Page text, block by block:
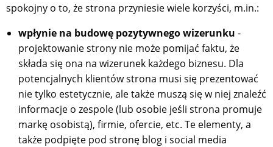
spokojny o to, że strona przyniesie wiele korzyści, m.in.:
wpłynie na budowę pozytywnego wizerunku -
projektowanie strony nie może pomijać faktu, że
składa się ona na wizerunek każdego biznesu. Dla
potencjalnych klientów strona musi się prezentować
nie tylko estetycznie, ale także muszą się w niej znaleźć
informacje o zespole (lub osobie jeśli strona promuje
markę osobistą), firmie, ofercie, etc. Te elementy, a
także podpięte pod stronę blog i social media